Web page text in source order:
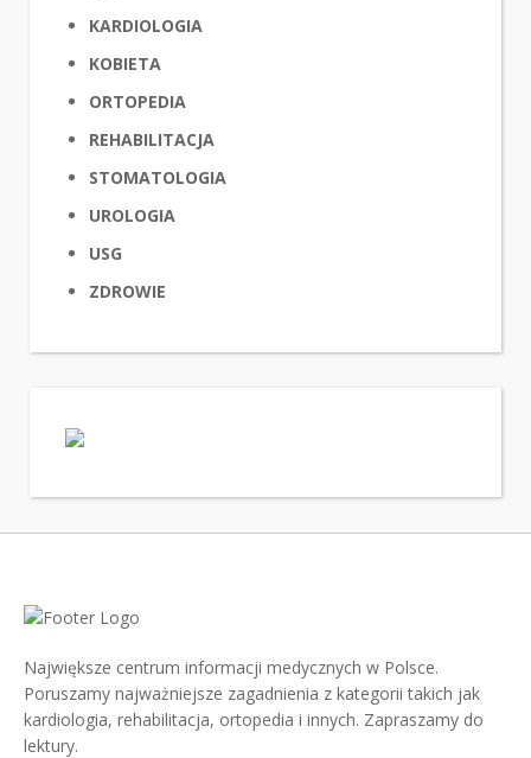
KARDIOLOGIA
KOBIETA
ORTOPEDIA
REHABILITACJA
STOMATOLOGIA
UROLOGIA
USG
ZDROWIE
Największe centrum informacji medycznych w Polsce.
Poruszamy najważniejsze zagadnienia z kategorii takich jak
kardiologia, rehabilitacja, ortopedia i innych. Zapraszamy do
lektury.